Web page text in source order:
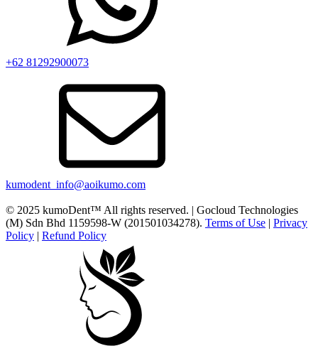
+62 81292900073‬
kumodent_info@aoikumo.com
© 2025 kumoDent™ All rights reserved. | Gocloud Technologies
(M) Sdn Bhd 1159598-W (201501034278). Terms of Use | Privacy
Policy | Refund Policy